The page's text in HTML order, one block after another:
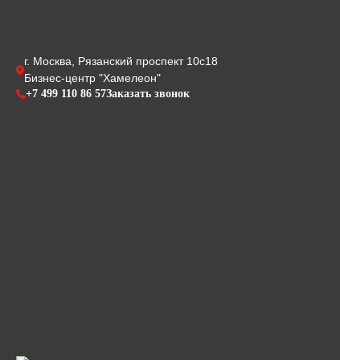
г. Москва, Рязанский проспект 10с18
Бизнес-центр "Хамелеон"
+7 499 110 86 57Заказать звонок